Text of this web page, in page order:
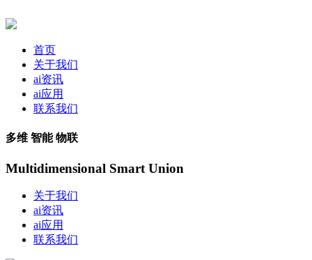
首页
关于我们
ai资讯
ai应用
联系我们
多维 智能 物联
Multidimensional Smart Union
关于我们
ai资讯
ai应用
联系我们